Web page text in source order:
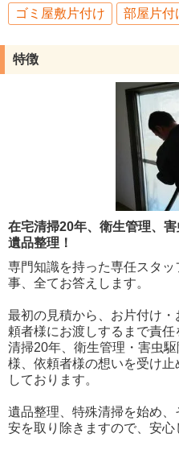
ゴミ屋敷片付け
部屋片付
特徴
在宅清掃20年、衛生管理、
遺品整理！
専門知識を持った専任スタ
事、全てお答えします。
最初の見積から、お片付け
頼者様にお渡しするまで責
清掃20年、衛生管理・害虫
様、依頼者様の想いを受け
しております。
遺品整理、特殊清掃を始め
安を取り除きますので、安心